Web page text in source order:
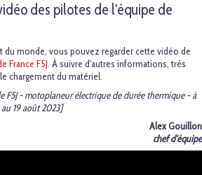
des pilotes de l'équipe de
du monde, vous pouvez regarder cette vidéo de
France F5J. À suivre d'autres informations, très
chargement du matériel.
F5J - motoplaneur électrique de durée thermique - à
19 août 2023]
Alex Gouillon
chef d'équipe